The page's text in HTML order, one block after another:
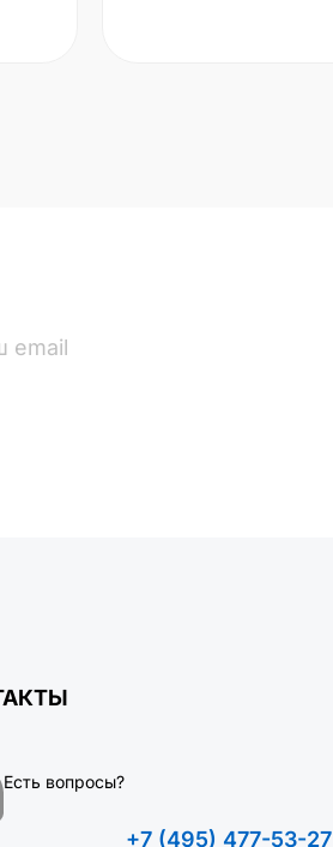
Есть вопросы?
+7 (495) 477-53-27